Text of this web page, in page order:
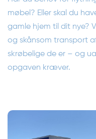
møbel? Eller skal du
gamle hjem til dit nye?
og skånsom transport
skrøbelige de er – og
opgaven kræver.